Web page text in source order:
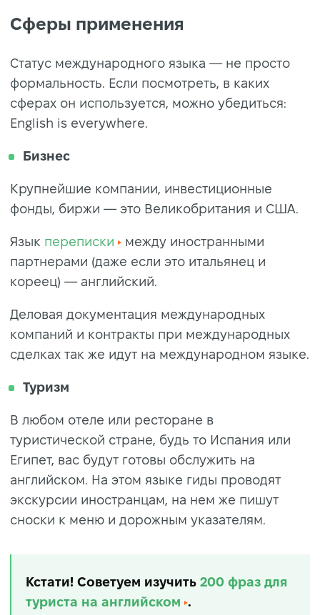
Сферы применения
Статус международного языка — не просто
формальность. Если посмотреть, в каких
сферах он используется, можно убедиться:
English is everywhere.
Бизнес
Крупнейшие компании, инвестиционные
фонды, биржи — это Великобритания и США.
Язык переписки
между иностранными
партнерами (даже если это итальянец и
кореец) — английский.
Деловая документация международных
компаний и контракты при международных
сделках так же идут на международном языке.
Туризм
В любом отеле или ресторане в
туристической стране, будь то Испания или
Египет, вас будут готовы обслужить на
английском. На этом языке гиды проводят
экскурсии иностранцам, на нем же пишут
сноски к меню и дорожным указателям.
Кстати! Советуем изучить 200 фраз для
туриста на английском
.